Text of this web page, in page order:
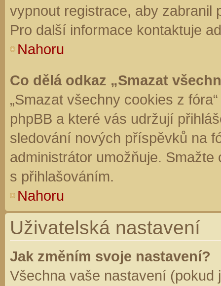
vypnout registrace, aby zabranil
Pro další informace kontaktuje
Nahoru
Co dělá odkaz „Smazat
„Smazat všechny cookies z
phpBB a které vás udržují
sledování nových příspěvků na
administrátor umožňuje.
s přihlašováním.
Nahoru
Uživatelská nastavení
Jak změním svoje nastavení?
Všechna vaše nastavení (pokud